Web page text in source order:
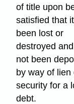
of title upon
satisfied that
been lost or
destroyed
not been
by way of lien
security for a
debt.